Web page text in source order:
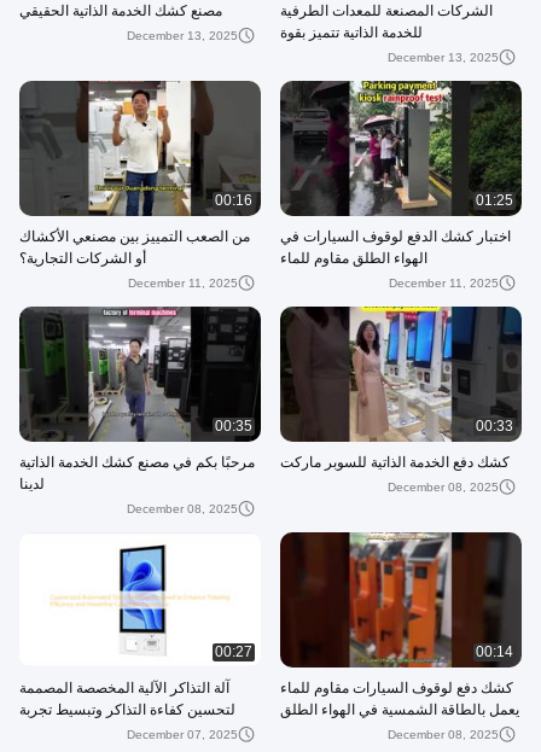
الشركات المصنعة للمعدات الطرفية
للخدمة الذاتية تتميز بقوة
December 13, 2025
مصنع كشك الخدمة الذاتية الحقيقي
December 13, 2025
01:25
اختبار كشك الدفع لوقوف السيارات في
الهواء الطلق مقاوم للماء
December 11, 2025
00:16
من الصعب التمييز بين مصنعي الأكشاك
أو الشركات التجارية؟
December 11, 2025
00:33
كشك دفع الخدمة الذاتية للسوبر ماركت
December 08, 2025
00:35
مرحبًا بكم في مصنع كشك الخدمة الذاتية
لدينا
December 08, 2025
00:14
كشك دفع لوقوف السيارات مقاوم للماء
يعمل بالطاقة الشمسية في الهواء الطلق
December 08, 2025
00:27
آلة التذاكر الآلية المخصصة المصممة
لتحسين كفاءة التذاكر وتبسيط تجربة
December 07, 2025